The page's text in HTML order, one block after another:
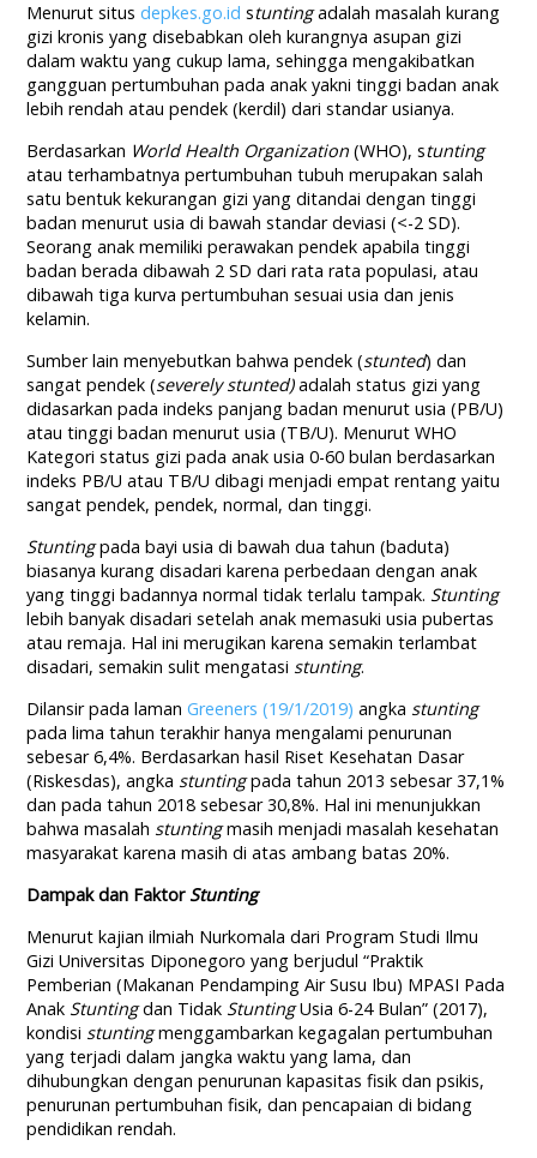
Menurut situsdepkes.go.id stuntingadalah masalah kurang
gizi kronis yang disebabkan oleh kurangnya asupan gizi
dalam waktu yang cukup lama, sehingga mengakibatkan
gangguan pertumbuhan pada anak yakni tinggi badan anak
lebih rendah atau pendek (kerdil) dari standar usianya.
Berdasarkan World Health Organization(WHO), stunting
atau terhambatnya pertumbuhan tubuh merupakan salah
satu bentuk kekurangan gizi yang ditandai dengan tinggi
badan menurut usia di bawah standar deviasi (<-2 SD).
Seorang anak memiliki perawakan pendek apabila tinggi
badan berada dibawah 2 SD dari rata rata populasi, atau
dibawah tiga kurva pertumbuhan sesuai usia dan jenis
kelamin.
Sumber lain menyebutkan bahwa pendek (stunted) dan
sangat pendek (severely stunted)adalah status gizi yang
didasarkan pada indeks panjang badan menurut usia (PB/U)
atau tinggi badan menurut usia (TB/U). Menurut WHO
Kategori status gizi pada anak usia 0-60 bulan berdasarkan
indeks PB/U atau TB/U dibagi menjadi empat rentang yaitu
sangat pendek, pendek, normal, dan tinggi.
Stuntingpada bayi usia di bawah dua tahun (baduta)
biasanya kurang disadari karena perbedaan dengan anak
yang tinggi badannya normal tidak terlalu tampak. Stunting
lebih banyak disadari setelah anak memasuki usia pubertas
atau remaja. Hal ini merugikan karena semakin terlambat
disadari, semakin sulit mengatasi stunting.
Dilansir pada lamanGreeners (19/1/2019) angka stunting
pada lima tahun terakhir hanya mengalami penurunan
sebesar 6,4%. Berdasarkan hasil Riset Kesehatan Dasar
(Riskesdas), angka stuntingpada tahun 2013 sebesar 37,1%
dan pada tahun 2018 sebesar 30,8%. Hal ini menunjukkan
bahwa masalah stuntingmasih menjadi masalah kesehatan
masyarakat karena masih di atas ambang batas 20%.
Dampak dan Faktor Stunting
Menurut kajian ilmiah Nurkomala dari Program Studi Ilmu
Gizi Universitas Diponegoro yang berjudul “Praktik
Pemberian (Makanan Pendamping Air Susu Ibu) MPASI Pada
Anak Stuntingdan Tidak StuntingUsia 6-24 Bulan” (2017),
kondisi stuntingmenggambarkan kegagalan pertumbuhan
yang terjadi dalam jangka waktu yang lama, dan
dihubungkan dengan penurunan kapasitas fisik dan psikis,
penurunan pertumbuhan fisik, dan pencapaian di bidang
pendidikan rendah.